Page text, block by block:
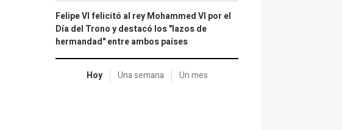
Felipe VI felicitó al rey Mohammed VI por el
Día del Trono y destacó los "lazos de
hermandad" entre ambos países
Hoy Una semana Un mes